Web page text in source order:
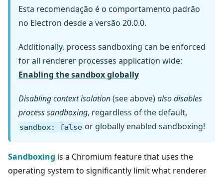
Esta recomendação é o comportamento padrão
no Electron desde a versão 20.0.0.
Additionally, process sandboxing can be enforced
for all renderer processes application wide:
Enabling the sandbox globally
Disabling context isolation(see above)also disables
process sandboxing, regardless of the default,
sandbox: false or globally enabled sandboxing!
Sandboxing is a Chromium feature that uses the
operating system to significantly limit what renderer